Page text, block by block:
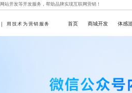
网站开发等开发服务，帮助品牌实现互联网营销！
用技术为营销服务 首页 商城开发 体感